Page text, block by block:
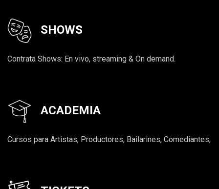
SHOWS
Contrata Shows: En vivo, streaming & On demand.
ACADEMIA
Cursos para Artistas, Productores, Bailarines, Comediantes,